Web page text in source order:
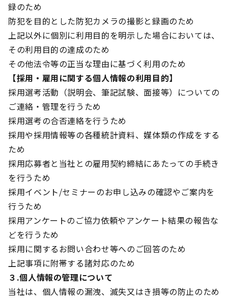
録のため
防犯を目的とした防犯カメラの撮影と録画のため
上記以外に個別に利用目的を明示した場合においては、
その利用目的の達成のため
その他法令等の正当な理由に基づく利用のため
【採用・雇用に関する個人情報の利用目的】
採用選考活動（説明会、筆記試験、面接等）についての
ご連絡・管理を行うため
採用選考の合否連絡を行うため
採用や採用情報等の各種統計資料、媒体類の作成をする
ため
採用応募者と当社との雇用契約締結にあたっての手続き
を行うため
採用イベント/セミナーのお申し込みの確認やご案内を
行うため
採用アンケートのご協力依頼やアンケート結果の報告な
どを行うため
採用に関するお問い合わせ等へのご回答のため
上記事項に附帯する諸対応のため
３.個人情報の管理について
当社は、個人情報の漏洩、滅失又はき損等の防止のため